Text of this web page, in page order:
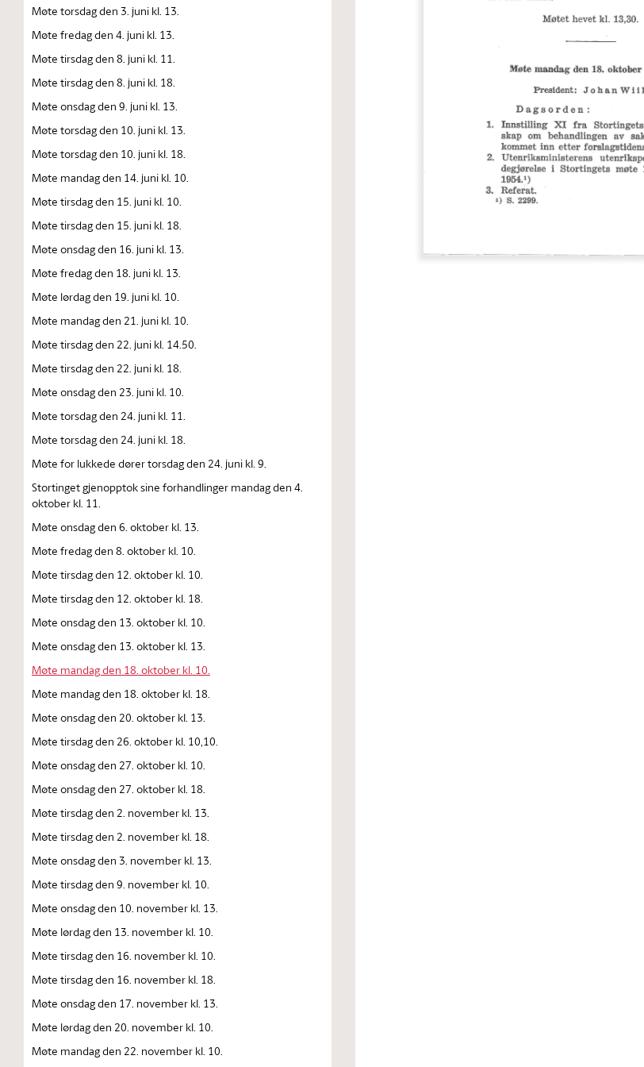
Møte torsdag den 3. juni kl. 13.
Møte fredag den 4. juni kl. 13.
Møte tirsdag den 8. juni kl. 11.
Møte tirsdag den 8. juni kl. 18.
Møte onsdag den 9. juni kl. 13.
Møte torsdag den 10. juni kl. 13.
Møte torsdag den 10. juni kl. 18.
Møte mandag den 14. juni kl. 10.
Møte tirsdag den 15. juni kl. 10.
Møte tirsdag den 15. juni kl. 18.
Møte onsdag den 16. juni kl. 13.
Møte fredag den 18. juni kl. 13.
Møte lørdag den 19. juni kl. 10.
Møte mandag den 21. juni kl. 10.
Møte tirsdag den 22. juni kl. 14.50.
Møte tirsdag den 22. juni kl. 18.
Møte onsdag den 23. juni kl. 10.
Møte torsdag den 24. juni kl. 11.
Møte torsdag den 24. juni kl. 18.
Møte for lukkede dører torsdag den 24. juni kl. 9.
Stortinget gjenopptok sine forhandlinger mandag den 4.
oktober kl. 11.
Møte onsdag den 6. oktober kl. 13.
Møte fredag den 8. oktober kl. 10.
Møte tirsdag den 12. oktober kl. 10.
Møte tirsdag den 12. oktober kl. 18.
Møte onsdag den 13. oktober kl. 10.
Møte onsdag den 13. oktober kl. 13.
Møte mandag den 18. oktober kl. 10.
Møte mandag den 18. oktober kl. 18.
Møte onsdag den 20. oktober kl. 13.
Møte tirsdag den 26. oktober kl. 10,10.
Møte onsdag den 27. oktober kl. 10.
Møte onsdag den 27. oktober kl. 18.
Møte tirsdag den 2. november kl. 13.
Møte tirsdag den 2. november kl. 18.
Møte onsdag den 3. november kl. 13.
Møte tirsdag den 9. november kl. 10.
Møte onsdag den 10. november kl. 13.
Møte lørdag den 13. november kl. 10.
Møte tirsdag den 16. november kl. 10.
Møte tirsdag den 16. november kl. 18.
Møte onsdag den 17. november kl. 13.
Møte lørdag den 20. november kl. 10.
Møte mandag den 22. november kl. 10.